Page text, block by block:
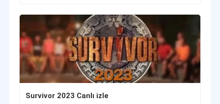
Survivor 2023 Canlı izle